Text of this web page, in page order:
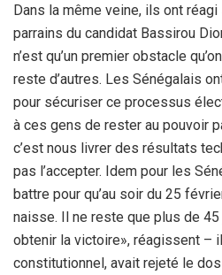
Dans la même veine, ils ont
parrains du candidat Bassirou
n’est qu’un premier obstacle
reste d’autres. Les Sénégalais
pour sécuriser ce processus
à ces gens de rester au pouvoir
c’est nous livrer des résultats
pas l’accepter. Idem pour les
battre pour qu’au soir du 25
naisse. Il ne reste que plus de
obtenir la victoire», réagissent –
constitutionnel, avait rejeté le